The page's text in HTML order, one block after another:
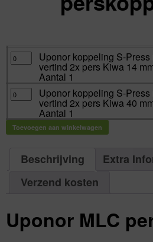
Uponor
koppeling
S-
vertind
2x
pers
mm
Aantal
Uponor koppeling S-Press
vertind 2x pers Kiwa 14
Aantal 1
Uponor
koppeling
S-
vertind
2x
pers
aantal
Uponor koppeling S-Press
vertind 2x pers Kiwa 40
Aantal 1
Toevoegen aan winkelwagen
Beschrijving
Extra
Verzend kosten
Uponor MLC